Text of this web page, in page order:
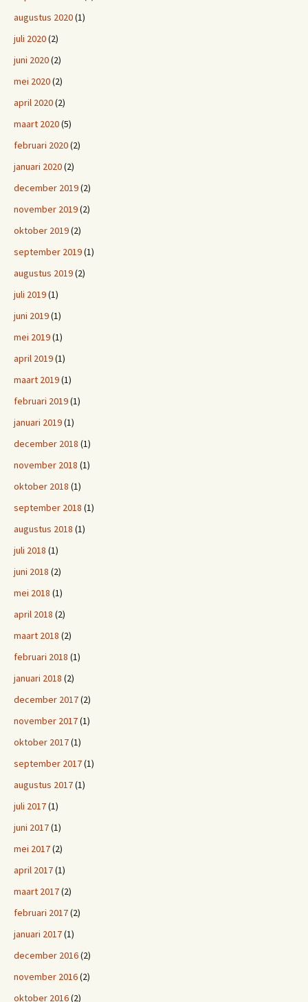
augustus 2020(1)
juli 2020(2)
juni 2020(2)
mei 2020(2)
april 2020(2)
maart 2020(5)
februari 2020(2)
januari 2020(2)
december 2019(2)
november 2019(2)
oktober 2019(2)
september 2019(1)
augustus 2019(2)
juli 2019(1)
juni 2019(1)
mei 2019(1)
april 2019(1)
maart 2019(1)
februari 2019(1)
januari 2019(1)
december 2018 (1)
november 2018 (1)
oktober 2018 (1)
september 2018 (1)
augustus 2018 (1)
juli 2018 (1)
juni 2018 (2)
mei 2018 (1)
april 2018 (2)
maart 2018 (2)
februari 2018 (1)
januari 2018 (2)
december 2017(2)
november 2017(1)
oktober 2017(1)
september 2017(1)
augustus 2017(1)
juli 2017(1)
juni 2017(1)
mei 2017(2)
april 2017(1)
maart 2017(2)
februari 2017(2)
januari 2017(1)
december 2016(2)
november 2016(2)
oktober 2016(2)